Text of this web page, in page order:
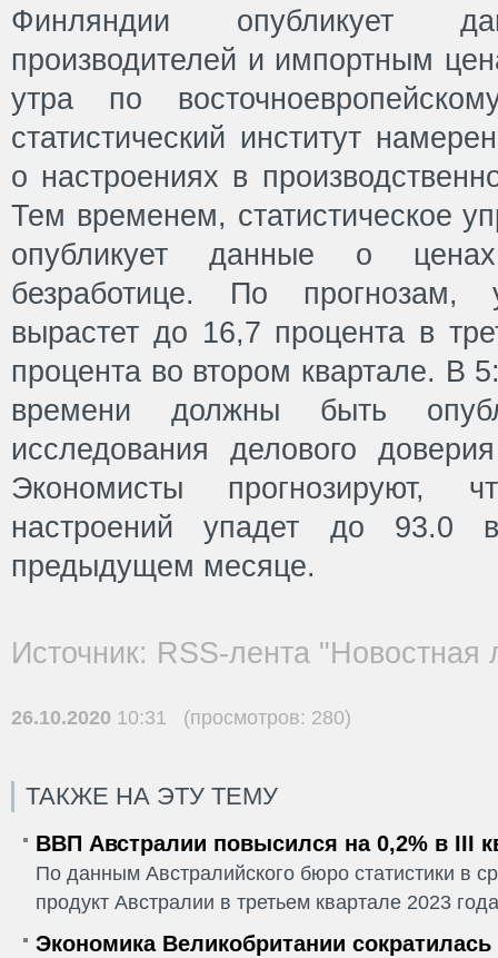
Финляндии опубликует
производителей и импортным
утра по
статистический институт
о настроениях в
Тем временем, статистическое
опубликует данные о
безработице. По прогнозам,
вырастет до 16,7 процента в
процента во втором квартале. В
времени должны быть
исследования делового
Экономисты прогнозируют,
настроений упадет до
предыдущем месяце.
Источник: RSS-лента "Новостная
26.10.2020 10:31 (просмотров: 280)
ТАКЖЕ НА ЭТУ ТЕМУ
ВВП Австралии повысился на 0,2% в III
По данным Австралийского бюро статистики в
продукт Австралии в третьем квартале 2023
Экономика Великобритании сократилась